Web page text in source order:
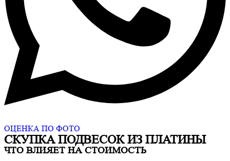
ОЦЕНКА ПО ФОТО
СКУПКА ПОДВЕСОК ИЗ ПЛАТИНЫ
ЧТО ВЛИЯЕТ НА СТОИМОСТЬ